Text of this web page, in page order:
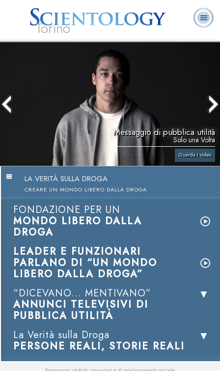
Torino
Messaggio di pubblica utilità
Solo una Volta
Guarda i video
LA VERITÀ SULLA DROGA
CREARE UN MONDO LIBERO DALLA DROGA
FONDAZIONE PER UN
MONDO LIBERO DALLA
DROGA
LEADER E FUNZIONARI
PARLANO DI “UN MONDO
LIBERO DALLA DROGA”
“DICEVANO... MENTIVANO”
ANNUNCI TELEVISIVI DI
PUBBLICA UTILITÀ
La Verità sulla Droga
PERSONE REALI, STORIE REALI